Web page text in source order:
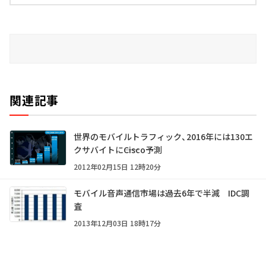
関連記事
世界のモバイルトラフィック、2016年には130エ
クサバイトに――Cisco予測
2012年02月15日 12時20分
モバイル音声通信市場は過去6年で半減 IDC調
査
2013年12月03日 18時17分